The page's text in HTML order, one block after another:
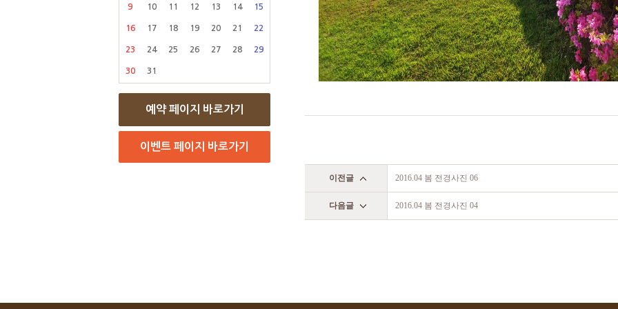
9 10 11 12 13 14 15
16 17 18 19 20 21 22
23 24 25 26 27 28 29
30 31
예약 페이지 바로가기
이벤트 페이지 바로가기
이전글 2016.04 봄 전경사진 06
다음글 2016.04 봄 전경사진 04